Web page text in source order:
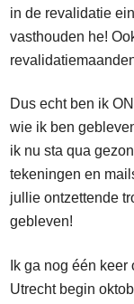
in de revalidatie
vasthouden he!
Dus echt ben ik
wie ik ben
ik nu sta qua
tekeningen en
jullie ontzettende
gebleven!
Ik ga nog één
Utrecht begin